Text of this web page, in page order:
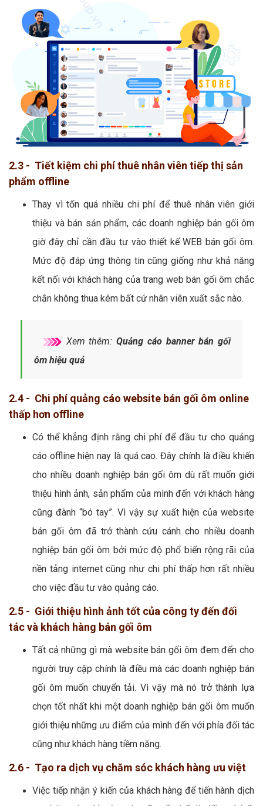
2.3 - Tiết kiệm chi phí thuê nhân viên tiếp thị sản
phẩm offline
Thay vì tốn quá nhiều chi phí để thuê nhân viên giới
thiệu và bán sản phẩm, các doanh nghiệp bán gối ôm
giờ đây chỉ cần đầu tư vào thiết kế WEB bán gối ôm.
Mức độ đáp ứng thông tin cũng giống như khả năng
kết nối với khách hàng của trang web bán gối ôm chắc
chắn không thua kém bất cứ nhân viên xuất sắc nào.
Xem thêm:Quảng cáo banner bán gối
ôm hiệu quả
2.4 - Chi phí quảng cáo website bán gối ôm online
thấp hơn offline
Có thể khẳng định rằng chi phí để đầu tư cho quảng
cáo offline hiện nay là quá cao. Đây chính là điều khiến
cho nhiều doanh nghiệp bán gối ôm dù rất muốn giới
thiệu hình ảnh, sản phẩm của mình đến với khách hàng
cũng đành “bó tay”. Vì vậy sự xuất hiện của website
bán gối ôm đã trở thành cứu cánh cho nhiều doanh
nghiệp bán gối ôm bởi mức độ phổ biến rộng rãi của
nền tảng internet cũng như chi phí thấp hơn rất nhiều
cho việc đầu tư vào quảng cáo.
2.5 - Giới thiệu hình ảnh tốt của công ty đến đối
tác và khách hàng bán gối ôm
Tất cả những gì mà website bán gối ôm đem đến cho
người truy cập chính là điều mà các doanh nghiệp bán
gối ôm muốn chuyển tải. Vì vậy mà nó trở thành lựa
chọn tốt nhất khi một doanh nghiệp bán gối ôm muốn
giới thiệu những ưu điểm của mình đến với phía đối tác
cũng như khách hàng tiềm năng.
2.6 - Tạo ra dịch vụ chăm sóc khách hàng ưu việt
Việc tiếp nhận ý kiến của khách hàng để tiến hành dịch